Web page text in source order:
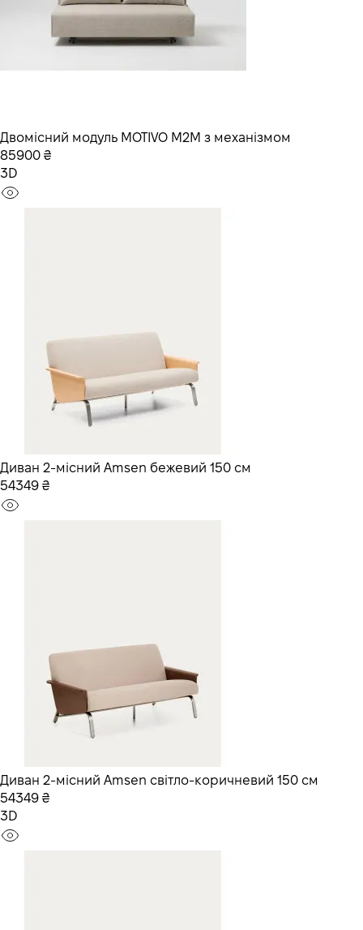
Двомісний модуль MOTIVO M2M з механізмом
85900 ₴
3D
Диван 2-місний Amsen бежевий 150 см
54349 ₴
Диван 2-місний Amsen світло-коричневий 150 см
54349 ₴
3D